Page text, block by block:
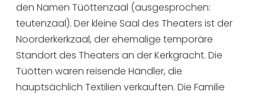
den Namen Tüöttenzaal (ausgesprochen:
teutenzaal). Der kleine Saal des Theaters ist der
Noorderkerkzaal, der ehemalige temporäre
Standort des Theaters an der Kerkgracht. Die
Tüötten waren reisende Händler, die
hauptsächlich Textilien verkauften. Die Familie